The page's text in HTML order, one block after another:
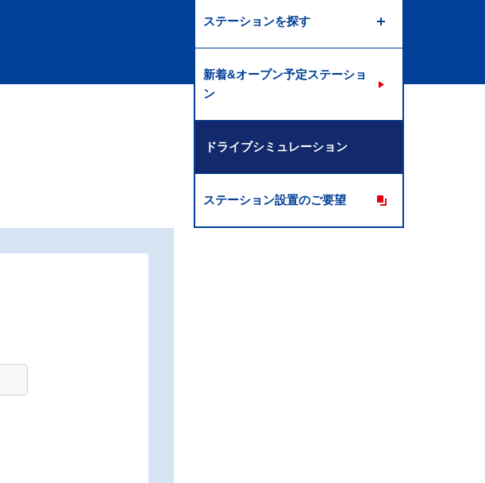
ステーションを探す
新着&オープン予定ステーショ
ン
ドライブシミュレーション
ステーション設置のご要望